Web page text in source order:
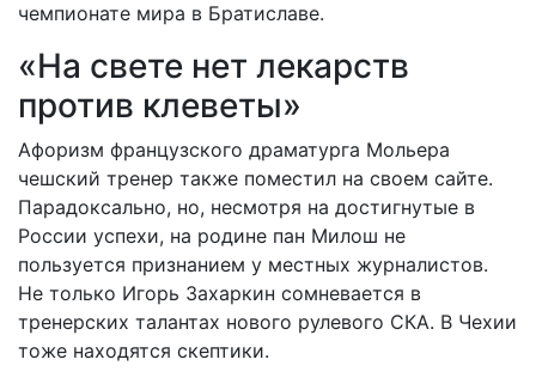
чемпионате мира в Братиславе.
«На свете нет лекарств
против клеветы»
Афоризм французского драматурга Мольера
чешский тренер также поместил на своем сайте.
Парадоксально, но, несмотря на достигнутые в
России успехи, на родине пан Милош не
пользуется признанием у местных журналистов.
Не только Игорь Захаркин сомневается в
тренерских талантах нового рулевого СКА. В Чехии
тоже находятся скептики.